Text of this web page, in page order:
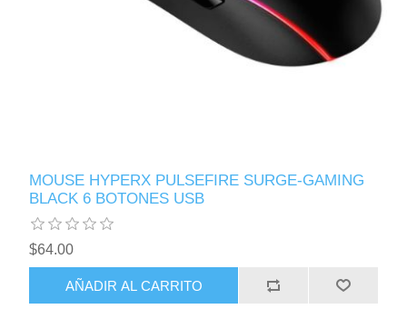
MOUSE HYPERX PULSEFIRE SURGE-GAMING
BLACK 6 BOTONES USB
$64.00
AÑADIR AL CARRITO